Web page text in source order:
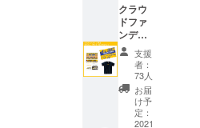
クラウ
ドファ
ンディ
ング限
定
「STAN
DIN'
SENDA
I」ス
テッ
支援
者：
73人
お届
け予
定：
2021